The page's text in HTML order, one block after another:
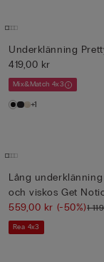
Underklänning
419,00 kr
Mix&Match 4x3
+1
Lång
och viskos Get
559,00 kr (-50%)1
Rea 4x3